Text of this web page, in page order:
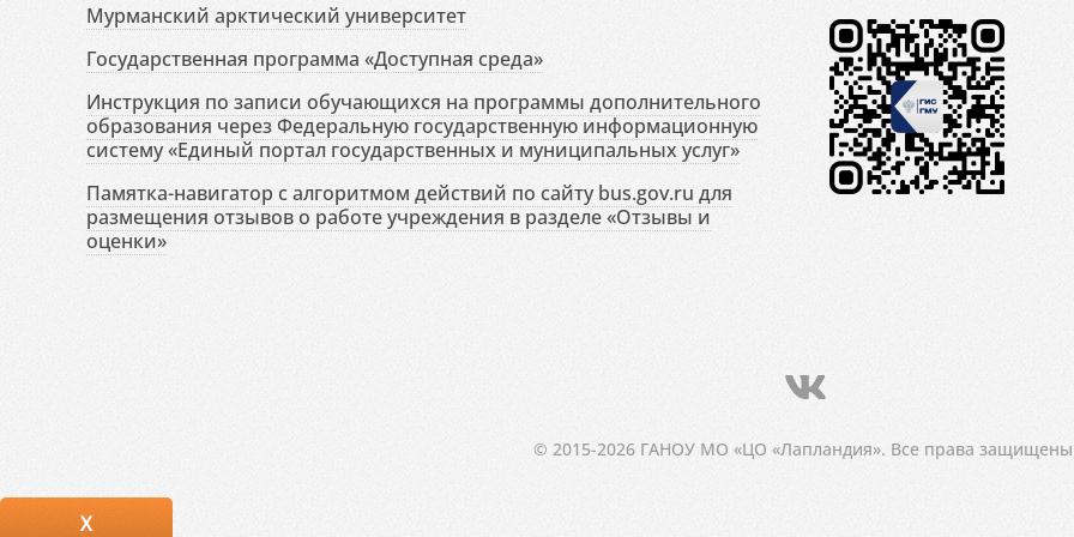
Мурманский арктический университет
Государственная программа «Доступная среда»
Инструкция по записи обучающихся на программы дополнительного
образования через Федеральную государственную информационную
систему «Единый портал государственных и муниципальных услуг»
Памятка-навигатор с алгоритмом действий по сайту bus.gov.ru для
размещения отзывов о работе учреждения в разделе «Отзывы и
оценки»
© 2015-2026 ГАНОУ МО «ЦО «Лапландия». Все права
X